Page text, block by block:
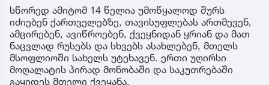
სწორედ ამიტომ 14 წელია უმოწყალოდ შურს
იძიებენ ქართველებზე, თავისუფლებას ართმევენ,
ამცირებენ, ავიწროებენ, ქვეყნიდან ყრიან და მათ
ნაცვლად რუსებს და სხვებს ასახლებენ, მთელს
მსოფლიოში სახელს უტეხავენ. ერთი უღირსი
მოღალატის პირად მონობაში და საკუთრებაში
გაყიდეს მთელი ქვეყანა.